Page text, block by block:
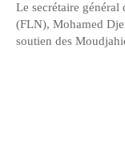
Le secrétaire
(FLN), Mohamed
soutien des